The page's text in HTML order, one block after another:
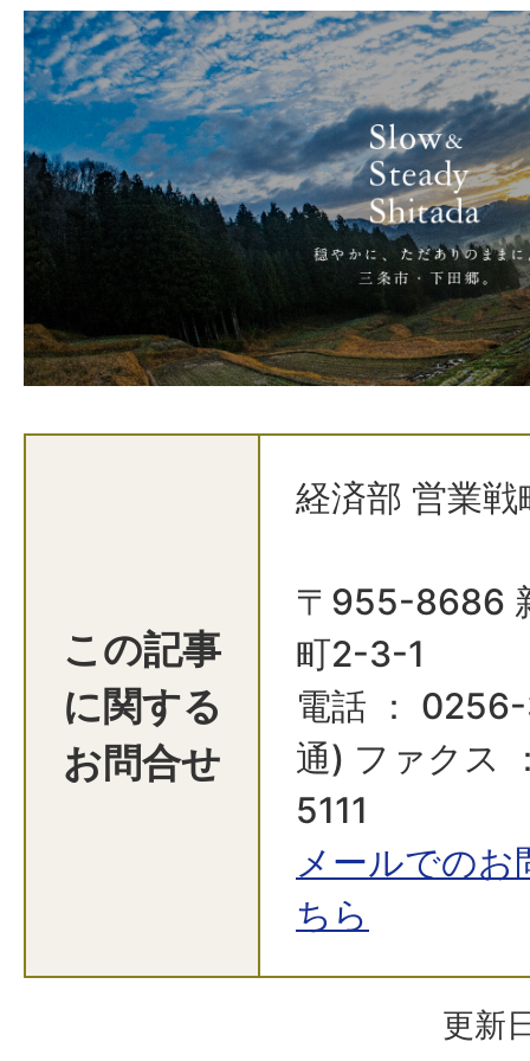
この記事
に関する
お問合せ
経済部 営業
〒955-8686
町2-3-1
電話 ：
通) ファクス
5111
メールでのお
ちら
更新